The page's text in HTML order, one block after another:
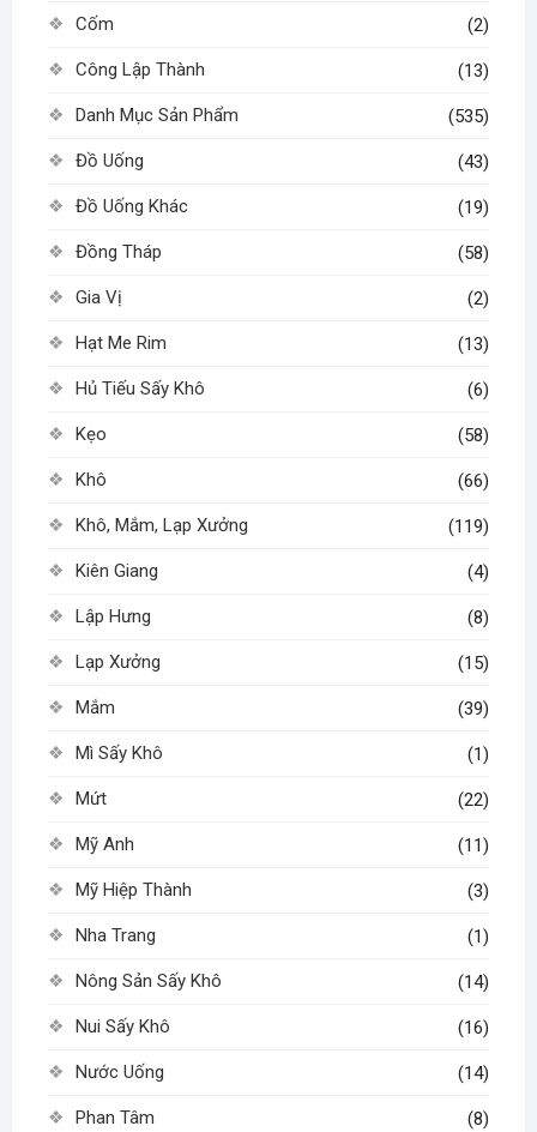
Cốm (2)
Công Lập Thành (13)
Danh Mục Sản Phẩm (535)
Đồ Uống (43)
Đồ Uống Khác (19)
Đồng Tháp (58)
Gia Vị (2)
Hạt Me Rim (13)
Hủ Tiếu Sấy Khô (6)
Kẹo (58)
Khô (66)
Khô, Mắm, Lạp Xưởng (119)
Kiên Giang (4)
Lập Hưng (8)
Lạp Xưởng (15)
Mắm (39)
Mì Sấy Khô (1)
Mứt (22)
Mỹ Anh (11)
Mỹ Hiệp Thành (3)
Nha Trang (1)
Nông Sản Sấy Khô (14)
Nui Sấy Khô (16)
Nước Uống (14)
Phan Tâm (8)